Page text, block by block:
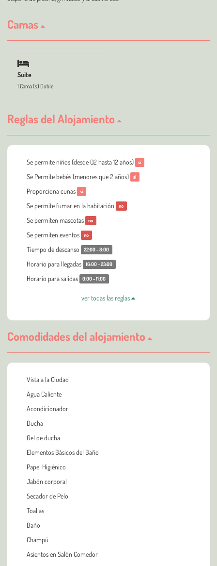
Camas
Suite
1 Cama (s) Doble
Reglas del Alojamiento
Se permite niños (desde 02 hasta 12 años) sí
Se Permite bebés (menores que 2 años) sí
Proporciona cunas sí
Se permite fumar en la habitación no
Se permiten mascotas no
Se permiten eventos no
Tiempo de descanso 22:00 - 8:00
Horario para llegadas 16:00 - 23:00
Horario para salidas 0:00 - 11:00
ver todas las reglas
Comodidades del alojamiento
Vista a la Ciudad
Agua Caliente
Acondicionador
Ducha
Gel de ducha
Elementos Básicos del Baño
Papel Higiénico
Jabón corporal
Secador de Pelo
Toallas
Baño
Champú
Asientos en Salón Comedor